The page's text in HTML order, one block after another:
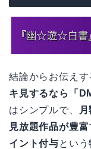
結論からお伝えす
キ見するなら「
はシンプルで、
見放題作品が豊富
イント付与とい